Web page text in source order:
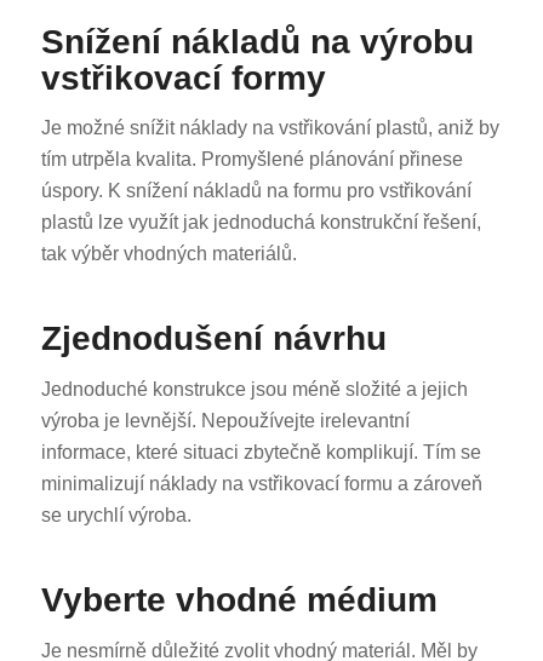
Snížení nákladů na výrobu
vstřikovací formy
Je možné snížit náklady na vstřikování plastů, aniž by
tím utrpěla kvalita. Promyšlené plánování přinese
úspory. K snížení nákladů na formu pro vstřikování
plastů lze využít jak jednoduchá konstrukční řešení,
tak výběr vhodných materiálů.
Zjednodušení návrhu
Jednoduché konstrukce jsou méně složité a jejich
výroba je levnější. Nepoužívejte irelevantní
informace, které situaci zbytečně komplikují. Tím se
minimalizují náklady na vstřikovací formu a zároveň
se urychlí výroba.
Vyberte vhodné médium
Je nesmírně důležité zvolit vhodný materiál. Měl by